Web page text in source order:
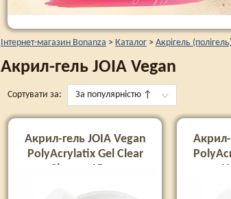
Інтернет-магазин Bonanza > Каталог > Акрігель
Акрил-гель JOIA Vegan
Сортувати за: За популярністю ↑
Акрил-гель JOIA Vegan
PolyAcrylatix Gel Clear
Charm, 15 мл
Акрил-